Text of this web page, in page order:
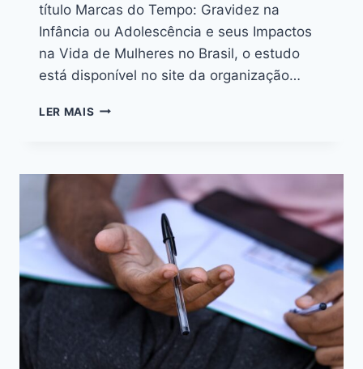
título Marcas do Tempo: Gravidez na
Infância ou Adolescência e seus Impactos
na Vida de Mulheres no Brasil, o estudo
está disponível no site da organização…
LER MAIS